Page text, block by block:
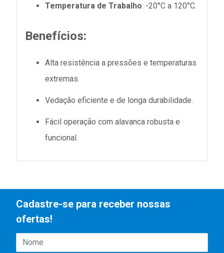
Temperatura de Trabalho: -20°C a 120°C.
Benefícios:
Alta resistência a pressões e temperaturas
extremas.
Vedação eficiente e de longa durabilidade.
Fácil operação com alavanca robusta e
funcional.
Cadastre-se para receber nossas
ofertas!